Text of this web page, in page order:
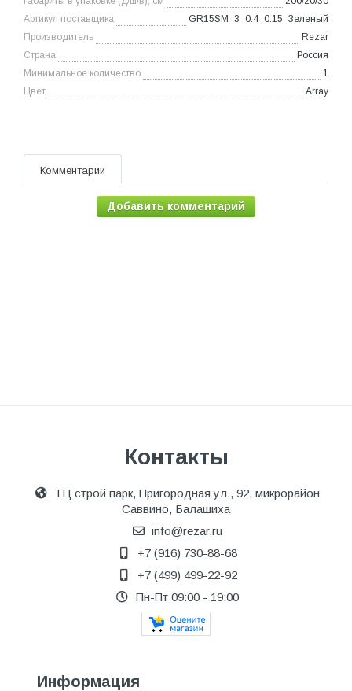
Артикул поставщика
GR15SM_3_0.4_0.15_Зеленый
Производитель
Rezar
Страна
Россия
Минимальное количество
1
Цвет
Array
Комментарии
Добавить комментарий
Контакты
ТЦ строй парк, Пригородная ул., 92, микрорайон
Саввино, Балашиха
info@rezar.ru
+7 (916) 730-88-68
+7 (499) 499-22-92
Пн-Пт 09:00 - 19:00
Информация